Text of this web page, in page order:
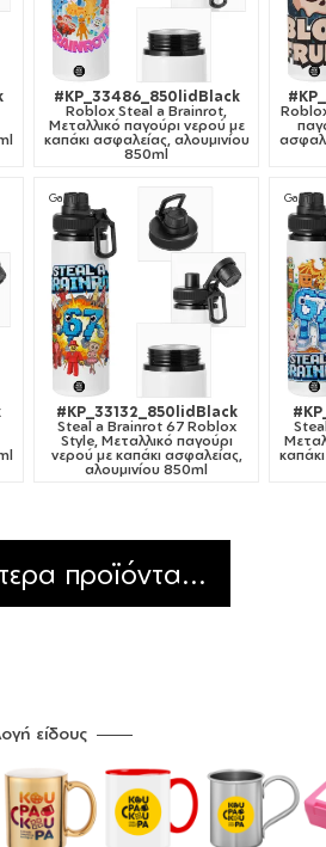
#KP_33486_850lidBlack
Roblox Steal a Brainrot,
Μεταλλικό παγούρι νερού με
καπάκι ασφαλείας, αλουμινίου
850ml
Gaming
#KP_33132_850lidBlack
Steal a Brainrot 67 Roblox
Style, Μεταλλικό παγούρι
νερού με καπάκι ασφαλείας,
αλουμινίου 850ml
Gaming
προϊόντα...
είδους